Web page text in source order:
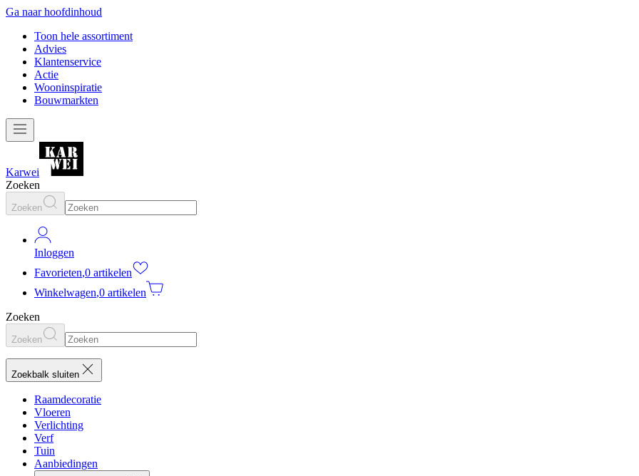
Ga naar hoofdinhoud
Toon hele assortiment
Advies
Klantenservice
Actie
Wooninspiratie
Bouwmarkten
Karwei
Zoeken
Zoeken
Inloggen
Favorieten,0 artikelen
Winkelwagen,0 artikelen
Zoeken
Zoeken
Zoekbalk sluiten
Raamdecoratie
Vloeren
Verlichting
Verf
Tuin
Aanbiedingen